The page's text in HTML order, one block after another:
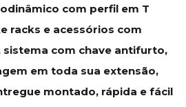
com perfil em T
racks e acessórios com
com chave antifurto,
em toda sua extensão,
montado, rápida e fácil